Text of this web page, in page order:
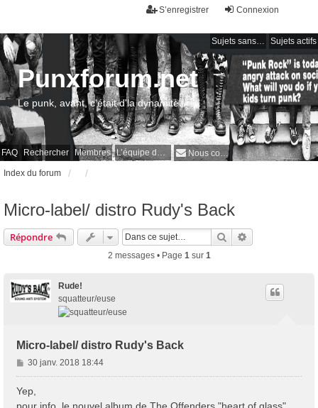
Connexion
S’enregistrer
Sujets sans réponse Sujets actifs
FAQ Rechercher Membres L’équipe du forum Nous contacter
Punxforum.net
Le punk, avant, c'était d'la dynamite !
Index du forum
Micro-label/ distro Rudy's Back
Répondre Rechercher
2 messages • Page 1sur 1
Rude!
squatteur/euse
Micro-label/ distro Rudy's Back
M
e
s
30 janv. 2018 18:44
Yep,
pour info, le nouvel album de The Offenders "heart of glass"